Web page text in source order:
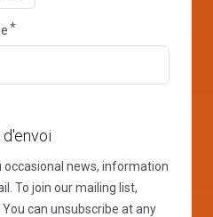
occasional news, information
To join our mailing list,
can unsubscribe at any